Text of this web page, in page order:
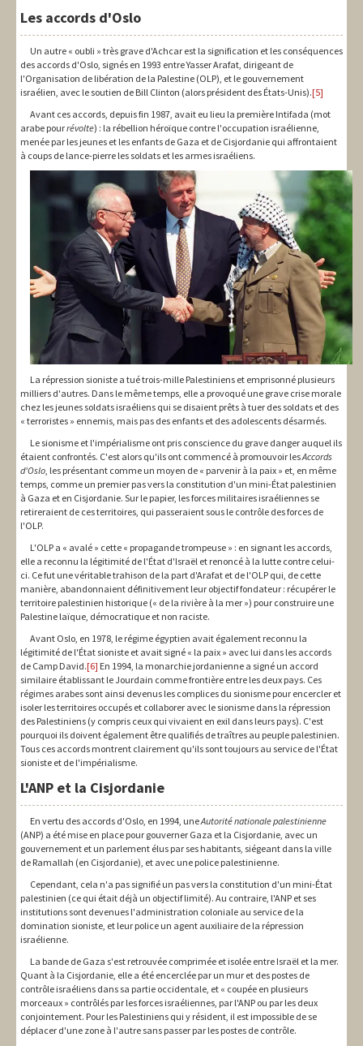
Les accords d'Oslo
Un autre « oubli » très grave d'Achcar est la signification et les conséquences
des accords d'Oslo, signés en 1993 entre Yasser Arafat, dirigeant de
l'Organisation de libération de la Palestine (OLP), et le gouvernement
israélien, avec le soutien de Bill Clinton (alors président des États-Unis).[5]
Avant ces accords, depuis fin 1987, avait eu lieu la première Intifada (mot
arabe pourrévolte) : la rébellion héroïque contre l'occupation israélienne,
menée par les jeunes et les enfants de Gaza et de Cisjordanie qui affrontaient
à coups de lance-pierre les soldats et les armes israéliens.
La répression sioniste a tué trois-mille Palestiniens et emprisonné plusieurs
milliers d'autres. Dans le même temps, elle a provoqué une grave crise morale
chez les jeunes soldats israéliens qui se disaient prêts à tuer des soldats et des
« terroristes » ennemis, mais pas des enfants et des adolescents désarmés.
Le sionisme et l'impérialisme ont pris conscience du grave danger auquel ils
étaient confrontés. C'est alors qu'ils ont commencé à promouvoir lesAccords
d'Oslo, les présentant comme un moyen de « parvenir à la paix » et, en même
temps, comme un premier pas vers la constitution d'un mini-État palestinien
à Gaza et en Cisjordanie. Sur le papier, les forces militaires israéliennes se
retireraient de ces territoires, qui passeraient sous le contrôle des forces de
l'OLP.
L'OLP a « avalé » cette « propagande trompeuse » : en signant les accords,
elle a reconnu la légitimité de l'État d'Israël et renoncé à la lutte contre celui-
ci. Ce fut une véritable trahison de la part d'Arafat et de l'OLP qui, de cette
manière, abandonnaient définitivement leur objectif fondateur : récupérer le
territoire palestinien historique (« de la rivière à la mer ») pour construire une
Palestine laïque, démocratique et non raciste.
Avant Oslo, en 1978, le régime égyptien avait également reconnu la
légitimité de l'État sioniste et avait signé « la paix » avec lui dans les accords
de Camp David.[6] En 1994, la monarchie jordanienne a signé un accord
similaire établissant le Jourdain comme frontière entre les deux pays. Ces
régimes arabes sont ainsi devenus les complices du sionisme pour encercler et
isoler les territoires occupés et collaborer avec le sionisme dans la répression
des Palestiniens (y compris ceux qui vivaient en exil dans leurs pays). C'est
pourquoi ils doivent également être qualifiés de traîtres au peuple palestinien.
Tous ces accords montrent clairement qu'ils sont toujours au service de l'État
sioniste et de l'impérialisme.
L'ANP et la Cisjordanie
En vertu des accords d'Oslo, en 1994, uneAutorité nationale palestinienne
(ANP) a été mise en place pour gouverner Gaza et la Cisjordanie, avec un
gouvernement et un parlement élus par ses habitants, siégeant dans la ville
de Ramallah (en Cisjordanie), et avec une police palestinienne.
Cependant, cela n'a pas signifié un pas vers la constitution d'un mini-État
palestinien (ce qui était déjà un objectif limité). Au contraire, l'ANP et ses
institutions sont devenues l'administration coloniale au service de la
domination sioniste, et leur police un agent auxiliaire de la répression
israélienne.
La bande de Gaza s'est retrouvée comprimée et isolée entre Israël et la mer.
Quant à la Cisjordanie, elle a été encerclée par un mur et des postes de
contrôle israéliens dans sa partie occidentale, et « coupée en plusieurs
morceaux » contrôlés par les forces israéliennes, par l'ANP ou par les deux
conjointement. Pour les Palestiniens qui y résident, il est impossible de se
déplacer d'une zone à l'autre sans passer par les postes de contrôle.